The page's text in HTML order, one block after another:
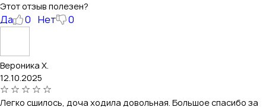
Этот отзыв полезен?
Да 0 Нет 0
Вероника Х.
12.10.2025
Легко сшилось, доча ходила довольная. Большое спасибо за